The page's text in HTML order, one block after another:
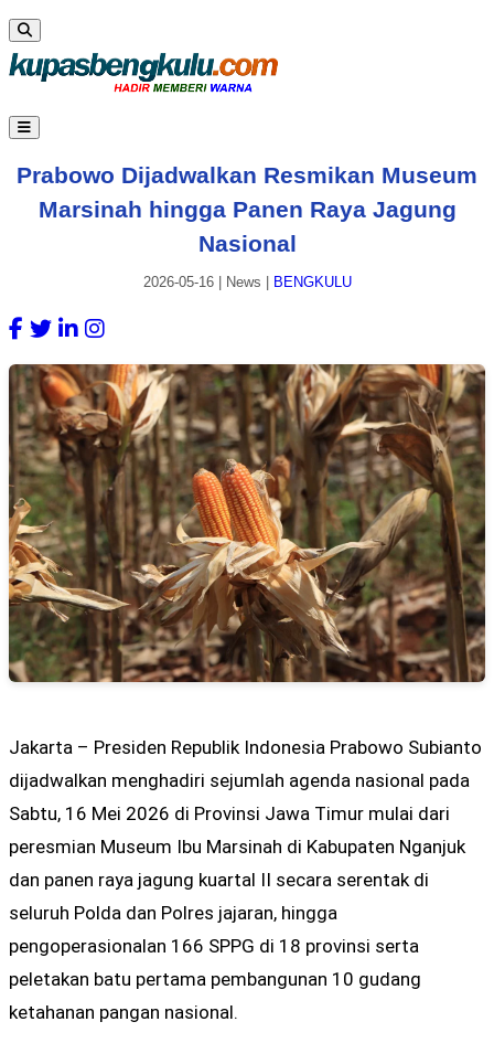
Prabowo Dijadwalkan Resmikan Museum
Marsinah hingga Panen Raya Jagung
Nasional
2026-05-16| News BENGKULU
Jakarta – Presiden Republik Indonesia Prabowo Subianto
dijadwalkan menghadiri sejumlah agenda nasional pada
Sabtu, 16 Mei 2026 di Provinsi Jawa Timur mulai dari
peresmian Museum Ibu Marsinah di Kabupaten Nganjuk
dan panen raya jagung kuartal II secara serentak di
seluruh Polda dan Polres jajaran, hingga
pengoperasionalan 166 SPPG di 18 provinsi serta
peletakan batu pertama pembangunan 10 gudang
ketahanan pangan nasional.